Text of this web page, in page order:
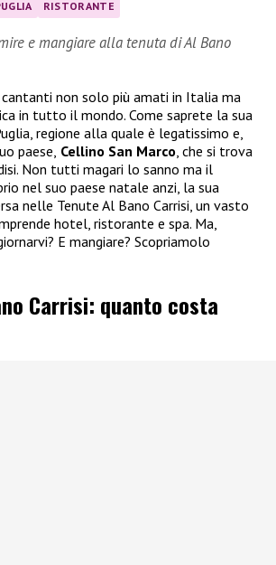
RISTORANTE
e mangiare alla tenuta di Al Bano
cantanti non solo più amati in Italia ma
in tutto il mondo. Come saprete la sua
regione alla quale è legatissimo e,
paese, Cellino San Marco , che si trova
Non tutti magari lo sanno ma il
nel suo paese natale anzi, la sua
nelle Tenute Al Bano Carrisi, un vasto
hotel, ristorante e spa. Ma,
E mangiare? Scopriamolo
Carrisi: quanto costa